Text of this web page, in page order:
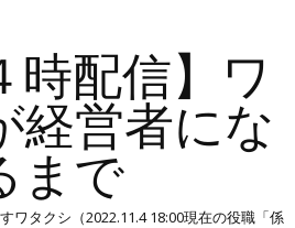
時配信】ワ
経営者にな
まで
ワタクシ（2022.11.4 18:00現在の役職「係